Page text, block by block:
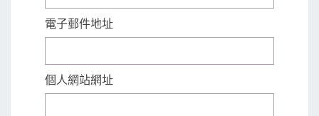
電子郵件地址
個人網站網址